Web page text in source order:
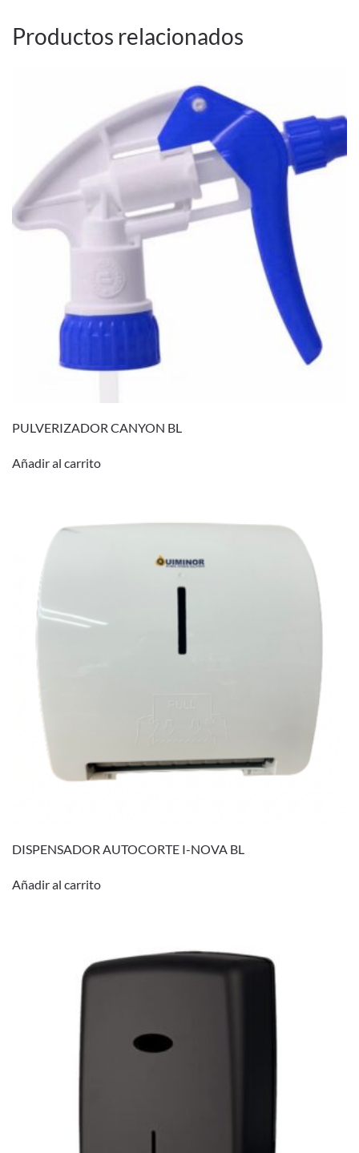
Productos relacionados
PULVERIZADOR CANYON BL
Añadir al carrito
DISPENSADOR AUTOCORTE I-NOVA BL
Añadir al carrito